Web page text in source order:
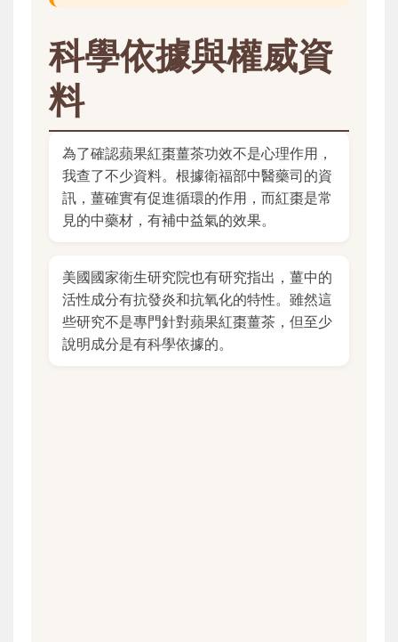
科學依據與權威資
料
為了確認蘋果紅棗薑茶功效不是心理作用，
我查了不少資料。根據衛福部中醫藥司的資
訊，薑確實有促進循環的作用，而紅棗是常
見的中藥材，有補中益氣的效果。
美國國家衛生研究院也有研究指出，薑中的
活性成分有抗發炎和抗氧化的特性。雖然這
些研究不是專門針對蘋果紅棗薑茶，但至少
說明成分是有科學依據的。